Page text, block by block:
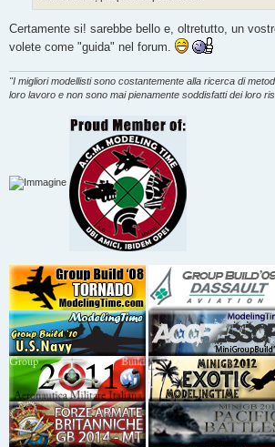
Certamente si! sarebbe bello e, oltretutto, un
volete come "guida" nel forum.
"I migliori modellisti sono costantemente alla ricerca di
loro lavoro e non sono mai pienamente soddisfatti dei loro